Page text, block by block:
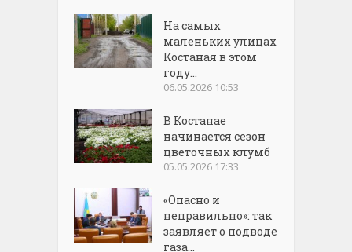
На самых
маленьких улицах
Костаная в этом
году...
06.05.2026 10:53
В Костанае
начинается сезон
цветочных клумб
05.05.2026 17:33
«Опасно и
неправильно»: так
заявляет о подводе
газа...